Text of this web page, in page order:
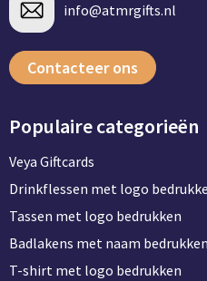
info@atmrgifts.nl
Contacteer ons
Populaire categorieën
Veya Giftcards
Drinkflessen met logo
Tassen met logo bedrukken
Badlakens met naam bedrukken
T-shirt met logo bedrukken